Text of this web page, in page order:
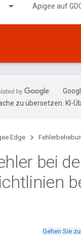
Apigee auf
zu übersetzen. KI-
Edge
bei
Gehen Sie